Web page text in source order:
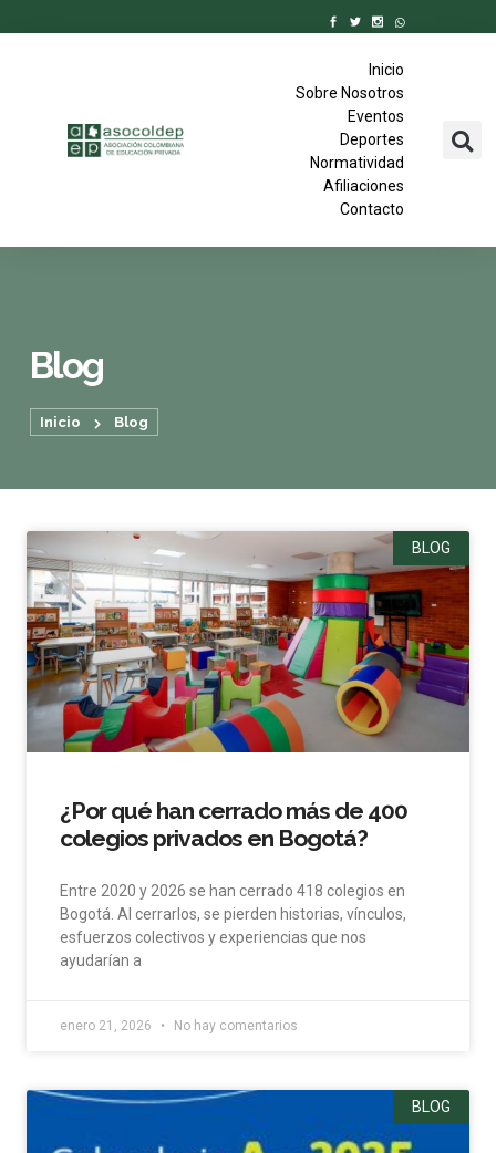
Inicio
Sobre Nosotros
Eventos
Deportes
Normatividad
Afiliaciones
Contacto
Blog
Inicio Blog
BLOG
¿Por qué han cerrado más de 400
colegios privados en Bogotá?
Entre 2020 y 2026 se han cerrado 418 colegios en
Bogotá. Al cerrarlos, se pierden historias, vínculos,
esfuerzos colectivos y experiencias que nos
ayudarían a
enero 21, 2026 No hay comentarios
BLOG